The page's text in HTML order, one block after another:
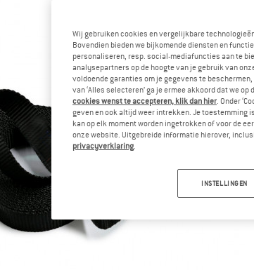
Wij gebruiken cookies en vergelijkbare
Bovendien bieden we bijkomende diensten en
personaliseren, resp. social-mediafuncties aan te
analysepartners op de hoogte van je gebruik van
voldoende garanties om je gegevens te
van ‘Alles selecteren’ ga je ermee akkoord dat we op
cookies wenst te accepteren, klik dan hier. Onder
geven en ook altijd weer intrekken. Je
kan op elk moment worden ingetrokken of voor de
onze website. Uitgebreide informatie hierover,
privacyverklaring.
INSTELLINGEN